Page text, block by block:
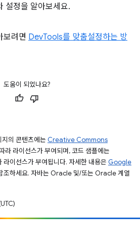
설정을 알아보세요.
보려면 DevTools를 맞춤설정하는 방
도움이 되었나요?
의 콘텐츠에는 Creative Commons
라 라이선스가 부여되며, 코드 샘플에는
라이선스가 부여됩니다. 자세한 내용은 Google
조하세요. 자바는 Oracle 및/또는 Oracle 계열